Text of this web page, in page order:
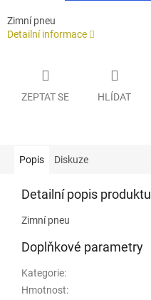
Zimní pneu
Detailní informace
ZEPTAT SE HLÍDAT
Popis Diskuze
Detailní popis produktu
Zimní pneu
Doplňkové parametry
Kategorie:
Hmotnost: